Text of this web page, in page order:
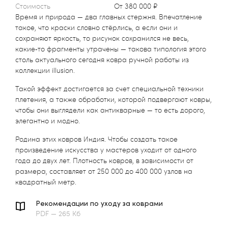
Стоимость
от 380 000 ₽
Время и природа — два главных стержня. Впечатление
такое, что краски словно стёрлись, а если они и
сохраняют яркость, то рисунок сохранился не весь,
какие‑то фрагменты утрачены — такова типология этого
столь актуального сегодня ковра ручной работы из
коллекции illusion.
Такой эффект достигается за счет специальной техники
плетения, а также обработки, которой подвергают ковры,
чтобы они выглядели как антикварные — то есть дорого,
элегантно и модно.
Родина этих ковров Индия. Чтобы создать такое
произведение искусства у мастеров уходит от одного
года до двух лет. Плотность ковров, в зависимости от
размера, составляет от 250 000 до 400 000 узлов на
квадратный метр.
Рекомендации по уходу за коврами
PDF — 265 Кб